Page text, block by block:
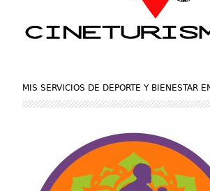
MIS SERVICIOS DE DEPORTE Y BIENESTAR